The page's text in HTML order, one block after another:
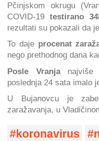
Pčinjskom okrugu
COVID-19testirano
rezultati su pokazali da je
To dajeprocenat
nego prethodnog dana
Posle Vranjanajviše
poslednja 24 sata imalo
U Bujanovcu je
zaražavanja, u
koronavirus